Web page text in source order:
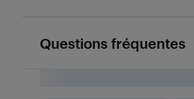
Questions fréquentes